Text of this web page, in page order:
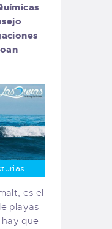
es el
playas
hay que